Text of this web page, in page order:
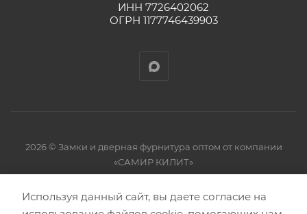
Используя данный сайт, вы даете согласие на
ИНН 7726402062
ОГРН 1177746439903
2026 © Замки и дверная фурнитура оптом от компании
«САМИР КИЛИТ»